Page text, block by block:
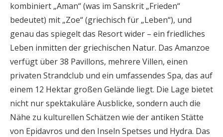
kombiniert „Aman“ (was im Sanskrit „Frieden“
bedeutet) mit „Zoe“ (griechisch für „Leben“), und
genau das spiegelt das Resort wider – ein friedliches
Leben inmitten der griechischen Natur. Das Amanzoe
verfügt über 38 Pavillons, mehrere Villen, einen
privaten Strandclub und ein umfassendes Spa, das auf
einem 12 Hektar großen Gelände liegt. Die Lage bietet
nicht nur spektakuläre Ausblicke, sondern auch die
Nähe zu kulturellen Schätzen wie der antiken Stätte
von Epidavros und den Inseln Spetses und Hydra. Das